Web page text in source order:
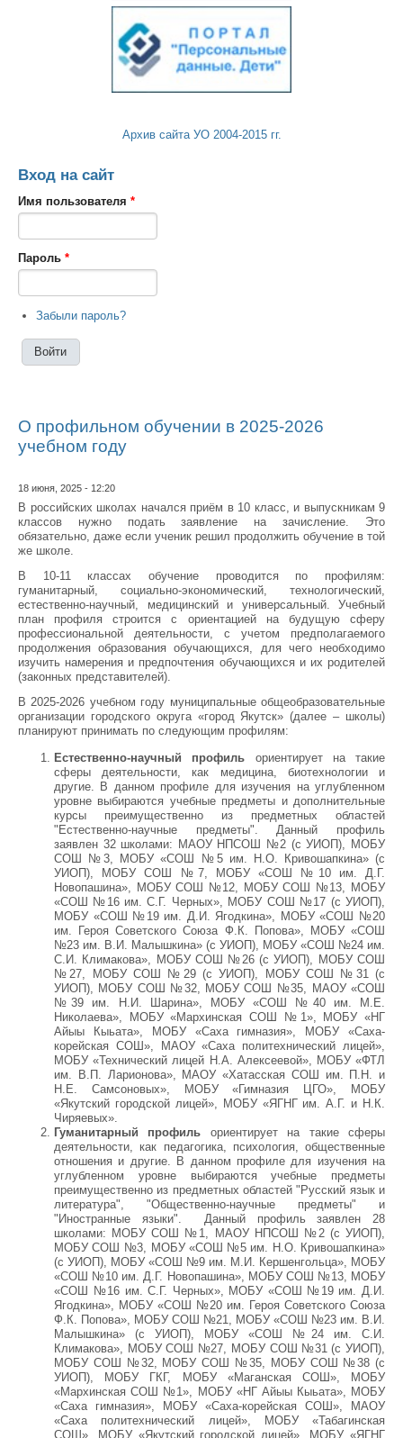
Архив сайта УО 2004-2015 гг.
Вход на сайт
Имя пользователя *
Пароль *
Забыли пароль?
О профильном обучении в 2025-2026
учебном году
18 июня, 2025 - 12:20
В российских школах начался приём в 10 класс, и выпускникам 9
классов нужно подать заявление на зачисление. Это
обязательно, даже если ученик решил продолжить обучение в той
же школе.
В 10-11 классах обучение проводится по профилям:
гуманитарный, социально-экономический, технологический,
естественно-научный, медицинский и универсальный. Учебный
план профиля строится с ориентацией на будущую сферу
профессиональной деятельности, с учетом предполагаемого
продолжения образования обучающихся, для чего необходимо
изучить намерения и предпочтения обучающихся и их родителей
(законных представителей).
В 2025-2026 учебном году муниципальные общеобразовательные
организации городского округа «город Якутск» (далее – школы)
планируют принимать по следующим профилям:
Естественно-научный профиль ориентирует на такие
сферы деятельности, как медицина, биотехнологии и
другие. В данном профиле для изучения на углубленном
уровне выбираются учебные предметы и дополнительные
курсы преимущественно из предметных областей
"Естественно-научные предметы". Данный профиль
заявлен 32 школами: МАОУ НПСОШ №2 (с УИОП), МОБУ
СОШ №3, МОБУ «СОШ №5 им. Н.О. Кривошапкина» (с
УИОП), МОБУ СОШ №7, МОБУ «СОШ №10 им. Д.Г.
Новопашина», МОБУ СОШ №12, МОБУ СОШ №13, МОБУ
«СОШ №16 им. С.Г. Черных», МОБУ СОШ №17 (с УИОП),
МОБУ «СОШ №19 им. Д.И. Ягодкина», МОБУ «СОШ №20
им. Героя Советского Союза Ф.К. Попова», МОБУ «СОШ
№23 им. В.И. Малышкина» (с УИОП), МОБУ «СОШ №24 им.
С.И. Климакова», МОБУ СОШ №26 (с УИОП), МОБУ СОШ
№27, МОБУ СОШ №29 (с УИОП), МОБУ СОШ №31 (с
УИОП), МОБУ СОШ №32, МОБУ СОШ №35, МАОУ «СОШ
№39 им. Н.И. Шарина», МОБУ «СОШ №40 им. М.Е.
Николаева», МОБУ «Мархинская СОШ №1», МОБУ «НГ
Айыы Кыьата», МОБУ «Саха гимназия», МОБУ «Саха-
корейская СОШ», МАОУ «Саха политехнический лицей»,
МОБУ «Технический лицей Н.А. Алексеевой», МОБУ «ФТЛ
им. В.П. Ларионова», МАОУ «Хатасская СОШ им. П.Н. и
Н.Е. Самсоновых», МОБУ «Гимназия ЦГО», МОБУ
«Якутский городской лицей», МОБУ «ЯГНГ им. А.Г. и Н.К.
Чиряевых».
Гуманитарный профиль ориентирует на такие сферы
деятельности, как педагогика, психология, общественные
отношения и другие. В данном профиле для изучения на
углубленном уровне выбираются учебные предметы
преимущественно из предметных областей "Русский язык и
литература", "Общественно-научные предметы" и
"Иностранные языки". Данный профиль заявлен 28
школами: МОБУ СОШ №1, МАОУ НПСОШ №2 (с УИОП),
МОБУ СОШ №3, МОБУ «СОШ №5 им. Н.О. Кривошапкина»
(с УИОП), МОБУ «СОШ №9 им. М.И. Кершенгольца», МОБУ
«СОШ №10 им. Д.Г. Новопашина», МОБУ СОШ №13, МОБУ
«СОШ №16 им. С.Г. Черных», МОБУ «СОШ №19 им. Д.И.
Ягодкина», МОБУ «СОШ №20 им. Героя Советского Союза
Ф.К. Попова», МОБУ СОШ №21, МОБУ «СОШ №23 им. В.И.
Малышкина» (с УИОП), МОБУ «СОШ №24 им. С.И.
Климакова», МОБУ СОШ №27, МОБУ СОШ №31 (с УИОП),
МОБУ СОШ №32, МОБУ СОШ №35, МОБУ СОШ №38 (с
УИОП), МОБУ ГКГ, МОБУ «Маганская СОШ», МОБУ
«Мархинская СОШ №1», МОБУ «НГ Айыы Кыьата», МОБУ
«Саха гимназия», МОБУ «Саха-корейская СОШ», МАОУ
«Саха политехнический лицей», МОБУ «Табагинская
СОШ», МОБУ «Якутский городской лицей», МОБУ «ЯГНГ